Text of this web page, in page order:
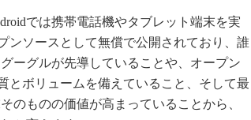
メイドインジャパン
植物工場
知財マネジメント
海外生産
では携帯電話機やタブレット端末を実
ンソースとして無償で公開されており、誰
ーグルが先導していることや、オープン
とボリュームを備えていること、そして最
のものの価値が高まっていることから、